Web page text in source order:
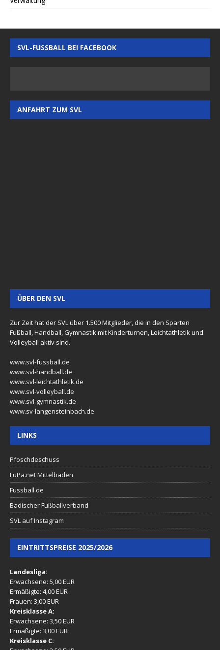
SVL-FUSSBALL BEI FACEBOOK
ANFAHRT ZUM SVL
ÜBER DEN SVL
Zur Zeit hat der SVL über 1.500 Mitglieder, die in den Sparten
Fußball, Handball, Gymnastik mit Kinderturnen, Leichtathletik und
Volleyball aktiv sind.
www.svl-fussball.de
www.svl-handball.de
www.svl-leichtathletik.de
www.svl-volleyball.de
www.svl-gymnastik.de
www.sv-langensteinbach.de
LINKS
Pfoschdeschuss
FuPa.net Mittelbaden
Fussball.de
Badischer Fußballverband
SVL auf Instagram
EINTRITTSPREISE 2025/2026
Landesliga:
Erwachsene: 5,00 EUR
Ermäßigte: 4,00 EUR
Frauen: 3,00 EUR
Kreisklasse A:
Erwachsene: 3,50 EUR
Ermäßigte: 3,00 EUR
Kreisklasse C: